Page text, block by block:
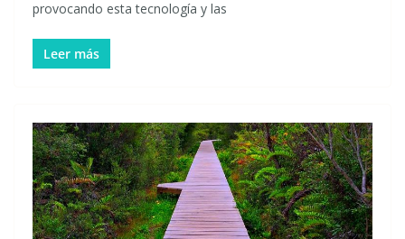
provocando esta tecnología y las
Leer más